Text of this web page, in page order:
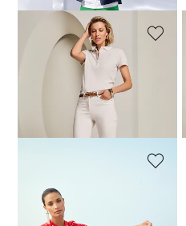
Schlanke Jeans mit Fransensaum
99,95 €
+6 Farben
MADELEINE
84,95 €139,95 €